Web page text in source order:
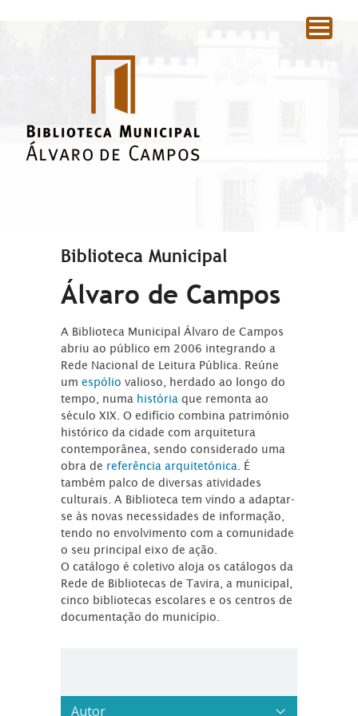
Biblioteca Municipal
Álvaro de Campos
A Biblioteca Municipal Álvaro de Campos
abriu ao público em 2006 integrando a
Rede Nacional de Leitura Pública. Reúne
umespóliovalioso, herdado ao longo do
tempo, numa história que remonta ao
século XIX. O edifício combina património
histórico da cidade com arquitetura
contemporânea, sendo considerado uma
obra de referência arquitetónica . É
também palco de diversas atividades
culturais. A Biblioteca tem vindo a adaptar-
se às novas necessidades de informação,
tendo no envolvimento com a comunidade
o seu principal eixo de ação.
O catálogo é coletivo aloja os catálogos da
Rede de Bibliotecas de Tavira, a municipal,
cinco bibliotecas escolares e os centros de
documentação do município.